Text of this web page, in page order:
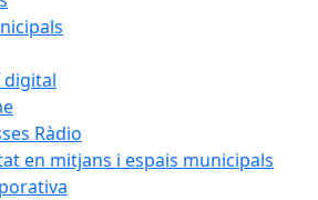
digital
Ràdio
en mitjans i espais municipals